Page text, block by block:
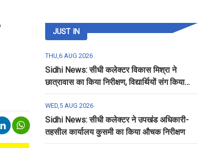
JUST IN
THU,6 AUG 2026
Sidhi News: सीधी कलेक्टर विकास मिश्रा ने
छात्रावास का किया निरीक्षण, विद्यार्थियों संग किया
रात्रि भोजन
WED,5 AUG 2026
Sidhi News: सीधी कलेक्टर ने उपखंड अधिकारी-
तहसील कार्यालय कुसमी का किया औचक निरीक्षण